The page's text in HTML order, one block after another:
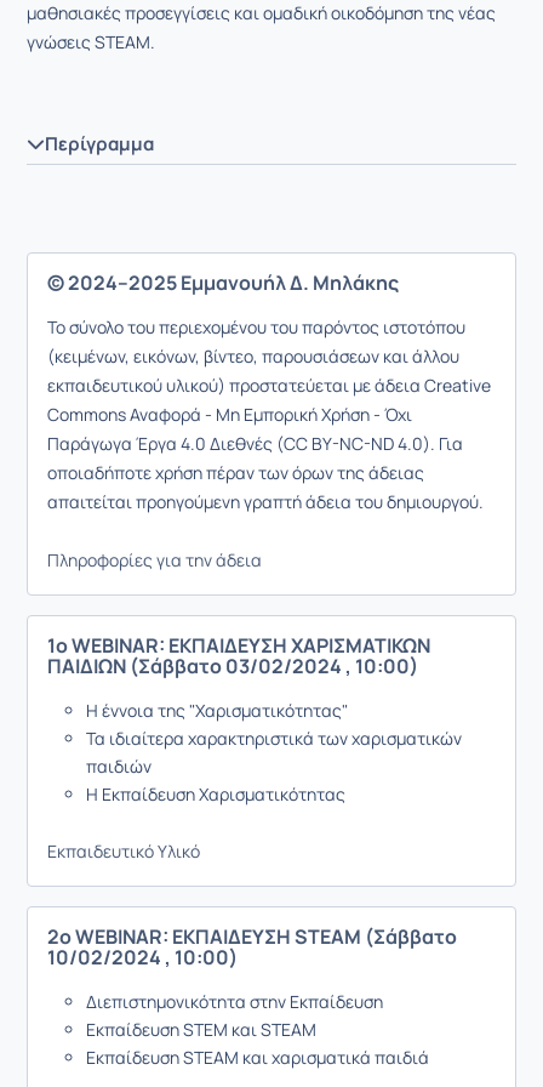
μαθησιακές προσεγγίσεις και ομαδική οικοδόμηση της νέας
γνώσεις STEAM.
Περίγραμμα
© 2024–2025 Εμμανουήλ Δ. Μηλάκης
Το σύνολο του περιεχομένου του παρόντος ιστοτόπου
(κειμένων, εικόνων, βίντεο, παρουσιάσεων και άλλου
εκπαιδευτικού υλικού) προστατεύεται με άδεια Creative
Commons Αναφορά - Μη Εμπορική Χρήση - Όχι
Παράγωγα Έργα 4.0 Διεθνές (CC BY-NC-ND 4.0). Για
οποιαδήποτε χρήση πέραν των όρων της άδειας
απαιτείται προηγούμενη γραπτή άδεια του δημιουργού.
Πληροφορίες για την άδεια
1ο WEBINAR: ΕΚΠΑΙΔΕΥΣΗ ΧΑΡΙΣΜΑΤΙΚΩΝ
ΠΑΙΔΙΩΝ (Σάββατο 03/02/2024 , 10:00)
Η έννοια της "Χαρισματικότητας"
Τα ιδιαίτερα χαρακτηριστικά των χαρισματικών
παιδιών
Η Εκπαίδευση Χαρισματικότητας
Εκπαιδευτικό Υλικό
2ο WEBINAR: ΕΚΠΑΙΔΕΥΣΗ STEAM (Σάββατο
10/02/2024 , 10:00)
Διεπιστημονικότητα στην Εκπαίδευση
Εκπαίδευση STEM και STEAM
Εκπαίδευση STEAM και χαρισματικά παιδιά